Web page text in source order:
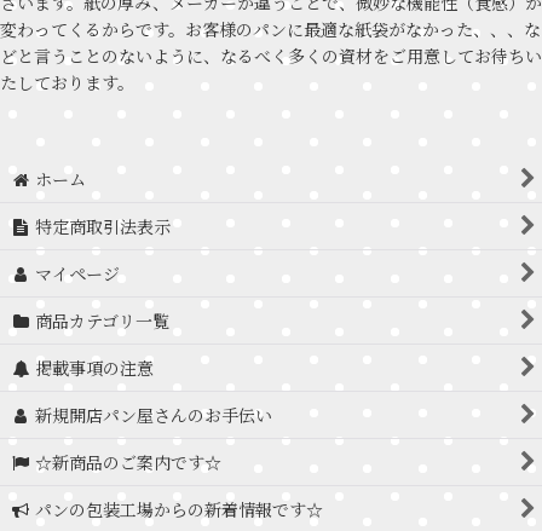
変わってくるからです。お客様のパンに最適な紙袋がなかった、、、な
どと言うことのないように、なるべく多くの資材をご用意してお待ちい
たしております。
ホーム
特定商取引法表示
マイページ
商品カテゴリ一覧
掲載事項の注意
新規開店パン屋さんのお手伝い
☆新商品のご案内です☆
パンの包装工場からの新着情報です☆